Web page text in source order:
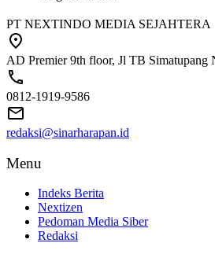
PT NEXTINDO MEDIA SEJAHTERA
AD Premier 9th floor, Jl TB Simatupang
0812-1919-9586
redaksi@sinarharapan.id
Menu
Indeks Berita
Nextizen
Pedoman Media Siber
Redaksi